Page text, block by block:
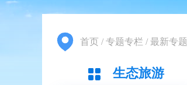
首页 /专题专栏 /最新专题
生态旅游